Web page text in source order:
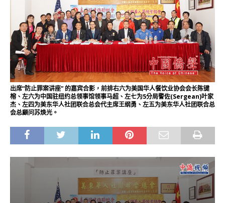
出席“防止罪案讲座” 的嘉宾合影，前排右六为美国华人餐饮业协会会长陈键
榕、左六为中国驻纽约总领事馆领事马超、左七为5分局警佐(Sergean)叶家
杰、左四为美东华人社团联合总会代主席王纲勇、左五为美东华人社团联合总
会总顧问苏焕光。